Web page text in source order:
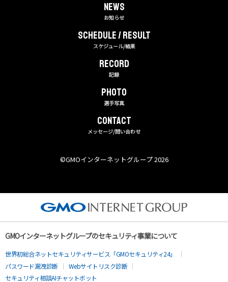
NEWS
お知らせ
Schedule / Result
スケジュール/結果
RECORD
記録
PHOTO
選手写真
CONTACT
メッセージ/問い合わせ
©︎GMOインターネットグループ 2026
GMOインターネットグループのセキュリティ事業について
世界初総合ネットセキュリティサービス「GMOセキュリティ24」
パスワード漏洩診断
Webサイトリスク診断
セキュリティ相談AIチャットボット